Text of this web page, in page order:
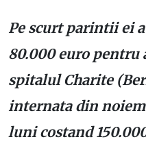
Pe scurt parintii ei
80.000 euro pentru
spitalul Charite
internata din
luni costand